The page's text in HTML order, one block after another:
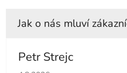
Petr Strejc